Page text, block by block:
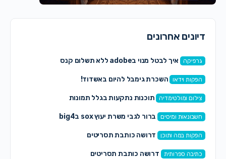
דיונים אחרונים
גרפיקה איך לבטל מנוי בadobe ללא תשלום קנס
הפקות וידאו השכרת גימבל להיום באשדוד!
צילום ומולטימדיה תוכנות נתקעות בגלל תמונות
חשבונאות ומיסים ברור לגבי משרת יעוץ sox בbig4
הפקות במה ותוכן דרושה כותבת תסריטים
כתיבה ספרותית דרושה כותבת תסריטים